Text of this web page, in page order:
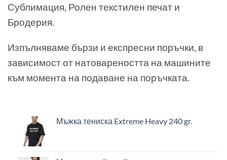
Сублимация, Ролен текстилен печат и
Бродерия.
Изпълняваме бързи и експресни поръчки, в
зависимост от натовареността на машините
към момента на подаване на поръчката.
Мъжка тениска Extreme Heavy 240 gr.